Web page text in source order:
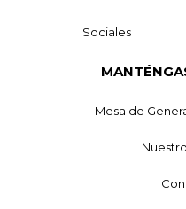
Sociales
Mesa de